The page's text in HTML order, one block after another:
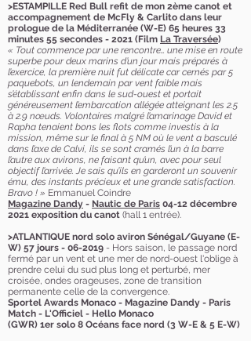
>ESTAMPILLE Red Bull refit de mon 2ème canot et
accompagnement de McFly & Carlito dans leur
prologue de la Méditerranée (W-E) 65 heures 33
minutes 55 secondes - 2021 (Film La Traversée)
« Tout commence par une rencontre… une mise en route
superbe pour deux marins d’un jour mais préparés à
l’exercice, la première nuit fut délicate car cernés par 5
paquebots, un lendemain par vent faible mais
s’établissant enfin dans le sud-ouest et portait
généreusement l’embarcation allégée atteignant les 2.5
à 2.9 nœuds. Volontaires malgré l’amarinage David et
Rapha tenaient bons les flots comme investis à la
mission, même sur le final à 5 NM où le vent a basculé
dans l’axe de Calvi, ils se sont cramés l’un à la barre
l’autre aux avirons, ne faisant qu’un, avec pour seul
objectif l’arrivée. Je sais qu’ils en garderont un souvenir
ému, des instants précieux et une grande satisfaction.
Bravo ! » Emmanuel Coindre
Magazine Dandy - Nautic de Paris 04-12 décembre
2021 exposition du canot (hall 1 entrée).
>ATLANTIQUE nord solo aviron Sénégal/Guyane (E-
W) 57 jours - 06-2019 - Hors saison, le passage nord
fermé par un vent et une mer de nord-ouest l'oblige à
prendre celui du sud plus long et perturbé, mer
croisée, ondes orageuses, zone de transition
permanente celle de la convergence.
Sportel Awards Monaco - Magazine Dandy - Paris
Match - L'Officiel - Hello Monaco
(GWR) 1er solo 8 Océans face nord (3 W-E & 5 E-W)